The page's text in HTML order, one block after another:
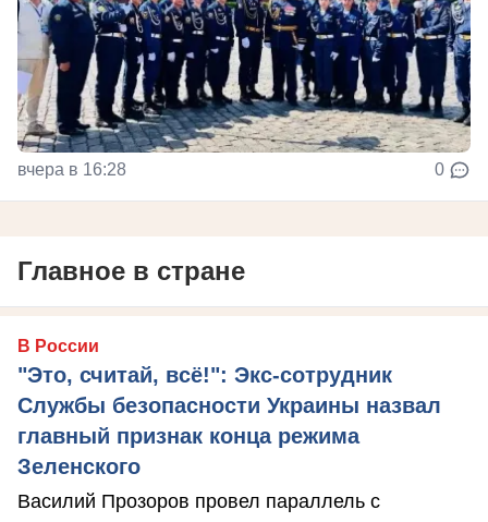
вчера в 16:28 0
Главное в стране
В России
"Это, считай, всё!": Экс-сотрудник
Службы безопасности Украины назвал
главный признак конца режима
Зеленского
Василий Прозоров провел параллель с